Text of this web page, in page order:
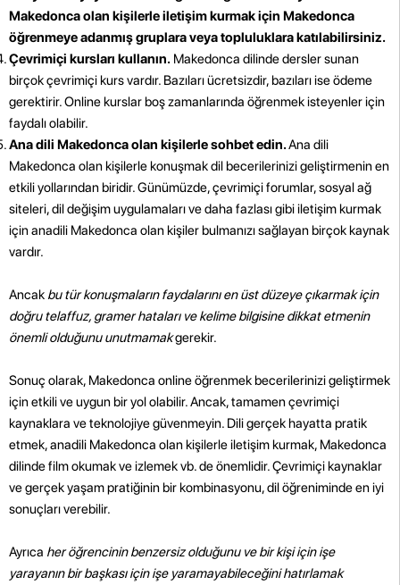
Makedonca olan kişilerle iletişim kurmak için Makedonca
öğrenmeye adanmış gruplara veya topluluklara katılabilirsiniz.
Çevrimiçi kursları kullanın. Makedonca dilinde dersler sunan
birçok çevrimiçi kurs vardır. Bazıları ücretsizdir, bazıları ise ödeme
gerektirir. Online kurslar boş zamanlarında öğrenmek isteyenler için
faydalı olabilir.
Ana dili Makedonca olan kişilerle sohbet edin.Ana dili
Makedonca olan kişilerle konuşmak dil becerilerinizi geliştirmenin en
etkili yollarından biridir. Günümüzde, çevrimiçi forumlar, sosyal ağ
siteleri, dil değişim uygulamaları ve daha fazlası gibi iletişim kurmak
için anadili Makedonca olan kişiler bulmanızı sağlayan birçok kaynak
vardır.
Ancak bu tür konuşmaların faydalarını en üst düzeye çıkarmak için
doğru telaffuz, gramer hataları ve kelime bilgisine dikkat etmenin
önemli olduğunu unutmamakgerekir.
Sonuç olarak, Makedonca online öğrenmek becerilerinizi geliştirmek
için etkili ve uygun bir yol olabilir. Ancak, tamamen çevrimiçi
kaynaklara ve teknolojiye güvenmeyin. Dili gerçek hayatta pratik
etmek, anadili Makedonca olan kişilerle iletişim kurmak, Makedonca
dilinde film okumak ve izlemek vb. de önemlidir. Çevrimiçi kaynaklar
ve gerçek yaşam pratiğinin bir kombinasyonu, dil öğreniminde en iyi
sonuçları verebilir.
Ayrıca her öğrencinin benzersiz olduğunu ve bir kişi için işe
yarayanın bir başkası için işe yaramayabileceğini hatırlamak